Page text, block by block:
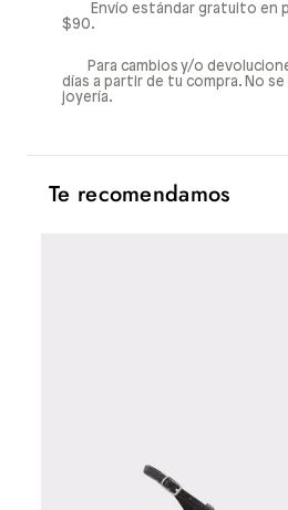
Envío estándar gratuito en
$90.
Para cambios y/o
días a partir de tu compra. No
joyería.
Te recomendamos